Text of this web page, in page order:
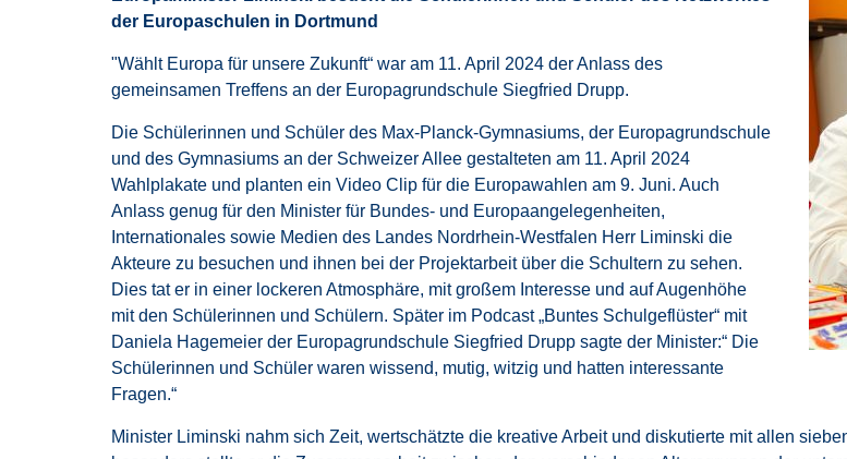
der Europaschulen in Dortmund
"Wählt Europa für unsere Zukunft“ war am 11. April 2024 der Anlass des
gemeinsamen Treffens an der Europagrundschule Siegfried Drupp.
Die Schülerinnen und Schüler des Max-Planck-Gymnasiums, der Europagrundschule
und des Gymnasiums an der Schweizer Allee gestalteten am 11. April 2024
Wahlplakate und planten ein Video Clip für die Europawahlen am 9. Juni. Auch
Anlass genug für den Minister für Bundes- und Europaangelegenheiten,
Internationales sowie Medien des Landes Nordrhein-Westfalen Herr Liminski die
Akteure zu besuchen und ihnen bei der Projektarbeit über die Schultern zu sehen.
Dies tat er in einer lockeren Atmosphäre, mit großem Interesse und auf Augenhöhe
mit den Schülerinnen und Schülern. Später im Podcast „Buntes Schulgeflüster“ mit
Daniela Hagemeier der Europagrundschule Siegfried Drupp sagte der Minister:“ Die
Schülerinnen und Schüler waren wissend, mutig, witzig und hatten interessante
Fragen.“
Minister Liminski nahm sich Zeit, wertschätzte die kreative Arbeit und diskutierte mit allen